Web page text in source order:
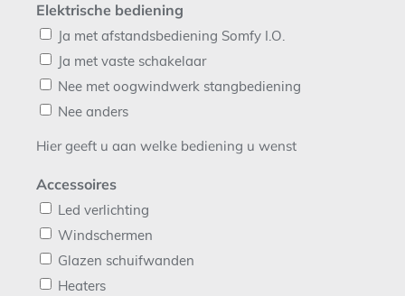
Elektrische bediening
Ja met afstandsbediening Somfy I.O.
Ja met vaste schakelaar
Nee met oogwindwerk stangbediening
Nee anders
Hier geeft u aan welke bediening u wenst
Accessoires
Led verlichting
Windschermen
Glazen schuifwanden
Heaters